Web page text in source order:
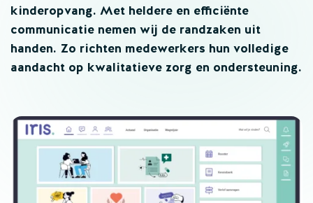
kinderopvang. Met heldere en efficiënte
communicatie nemen wij de randzaken uit
handen. Zo richten medewerkers hun volledige
aandacht op kwalitatieve zorg en ondersteuning.